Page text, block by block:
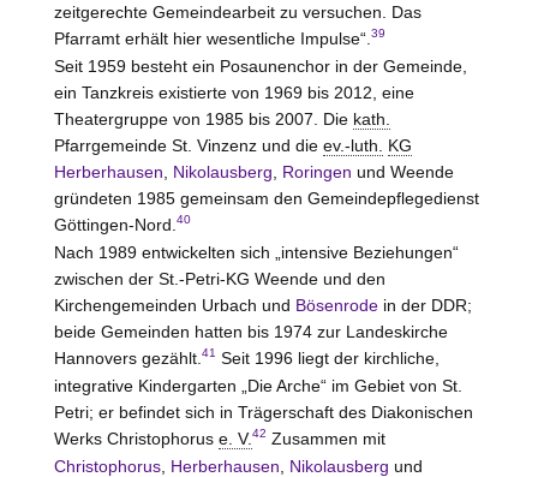
zeitgerechte Gemeindearbeit zu versuchen. Das
Pfarramt erhält hier wesentliche Impulse“. 39
Seit 1959 besteht ein Posaunenchor in der Gemeinde,
ein Tanzkreis existierte von 1969 bis 2012, eine
Theatergruppe von 1985 bis 2007. Die kath.
Pfarrgemeinde St. Vinzenz und die ev.-luth.
KG
Herberhausen
Nikolausberg Roringen und Weende
gründeten 1985 gemeinsam den Gemeindepflegedienst
Göttingen-Nord. 40
Nach 1989 entwickelten sich „intensive Beziehungen“
zwischen der St.-Petri-KG Weende und den
Kirchengemeinden Urbach und Bösenrodein der DDR;
beide Gemeinden hatten bis 1974 zur Landeskirche
Hannovers gezählt. 41 Seit 1996 liegt der kirchliche,
integrative Kindergarten „Die Arche“ im Gebiet von St.
Petri; er befindet sich in Trägerschaft des Diakonischen
Werks Christophorus e. V. 42 Zusammen mit
Christophorus, Herberhausen Nikolausberg und